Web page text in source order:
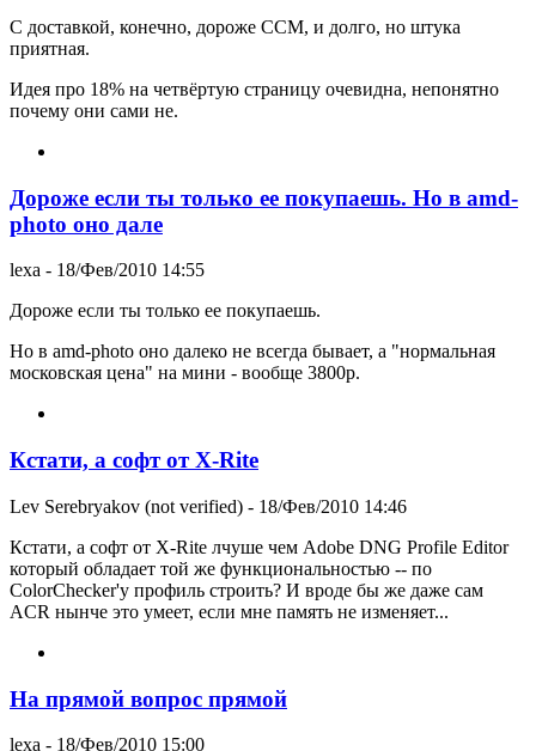
С доставкой, конечно, дороже CCM, и долго, но штука
приятная.
Идея про 18% на четвёртую страницу очевидна, непонятно
почему они сами не.
Дороже если ты только ее покупаешь. Но в amd-
photo оно дале
lexa - 18/Фев/2010 14:55
Дороже если ты только ее покупаешь.
Но в amd-photo оно далеко не всегда бывает, а "нормальная
московская цена" на мини - вообще 3800р.
Кстати, а софт от X-Rite
Lev Serebryakov (not verified) - 18/Фев/2010 14:46
Кстати, а софт от X-Rite лчуше чем Adobe DNG Profile Editor
который обладает той же функциональностью -- по
ColorChecker'у профиль строить? И вроде бы же даже сам
ACR нынче это умеет, если мне память не изменяет...
На прямой вопрос прямой
lexa - 18/Фев/2010 15:00